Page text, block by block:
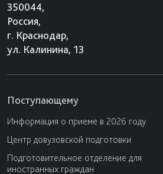
350044,
Россия,
г. Краснодар,
ул. Калинина, 13
Поступающему
Информация о приеме в 2026 году
Центр довузовской подготовки
Подготовительное отделение для
иностранных граждан